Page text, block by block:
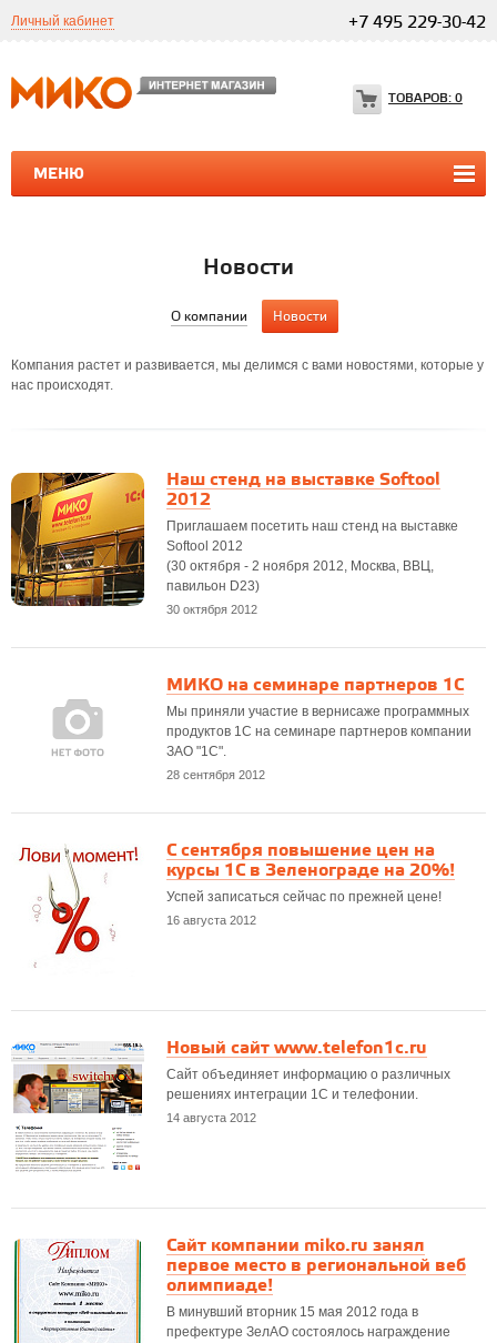
Личный кабинет +7 495 229-30-42
МЕНЮ
ТОВАРОВ: 0
ПРОГРАММЫ 1С 1С
Новости
О компании Новости
Компания растет и развивается, мы делимся с вами новостями, которые у
нас происходят.
Наш стенд на выставке Softool
2012
Приглашаем посетить наш стенд на выставке
Softool 2012
(30 октября - 2 ноября 2012, Москва, ВВЦ,
павильон D23)
30 октября 2012
МИКО на семинаре партнеров 1С
Мы приняли участие в вернисаже программных
продуктов 1С на семинаре партнеров компании
ЗАО "1С".
28 сентября 2012
С сентября повышение цен на
курсы 1С в Зеленограде на 20%!
Успей записаться сейчас по прежней цене!
16 августа 2012
Новый сайт www.telefon1c.ru
Сайт объединяет информацию о различных
решениях интеграции 1С и телефонии.
14 августа 2012
Сайт компании miko.ru занял
первое место в региональной веб
олимпиаде!
В минувший вторник 15 мая 2012 года в
префектуре ЗелАО состоялось награждение